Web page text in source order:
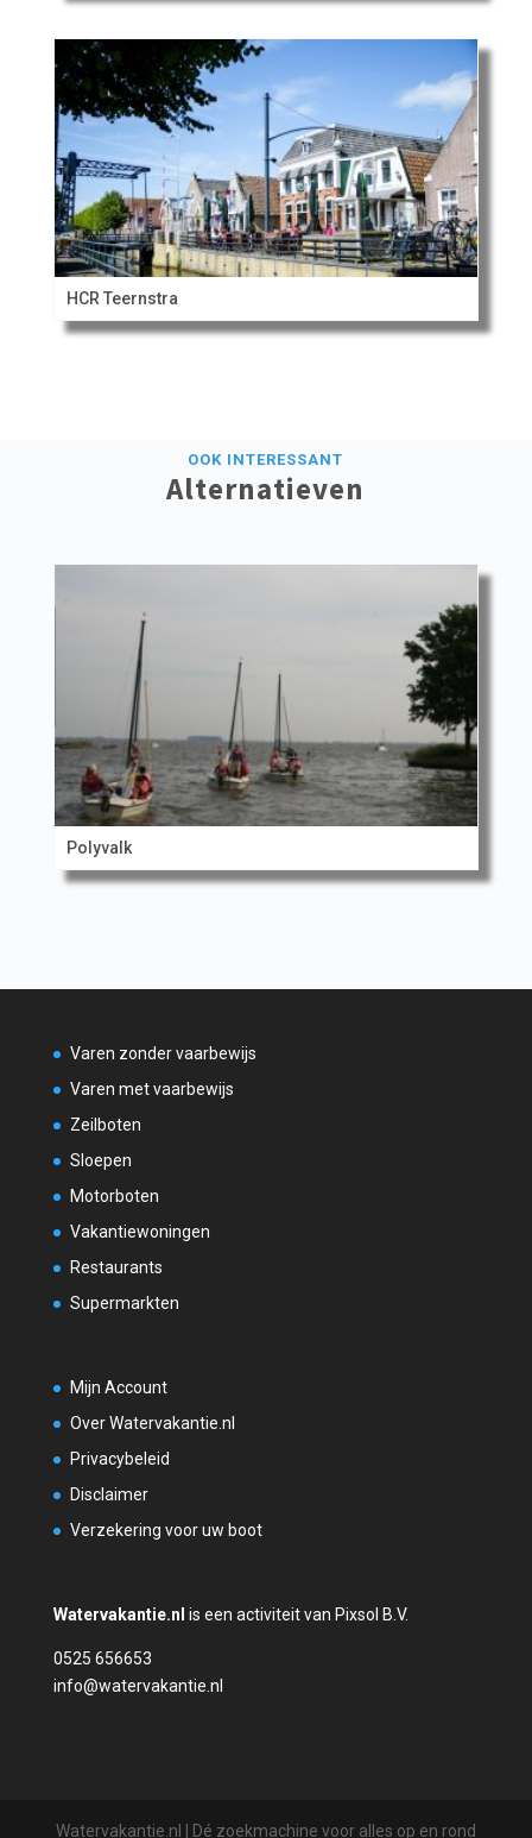
HCR Teernstra
OOK INTERESSANT
Alternatieven
Polyvalk
Varen zonder vaarbewijs
Varen met vaarbewijs
Zeilboten
Sloepen
Motorboten
Vakantiewoningen
Restaurants
Supermarkten
Mijn Account
Over Watervakantie.nl
Privacybeleid
Disclaimer
Verzekering voor uw boot
Watervakantie.nl is een activiteit van Pixsol B.V.
0525 656653
info@watervakantie.nl
Watervakantie.nl | Dé zoekmachine voor alles op en rond